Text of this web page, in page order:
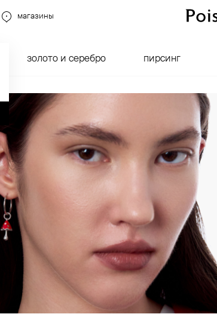
магазины
золото и серебро пирсинг